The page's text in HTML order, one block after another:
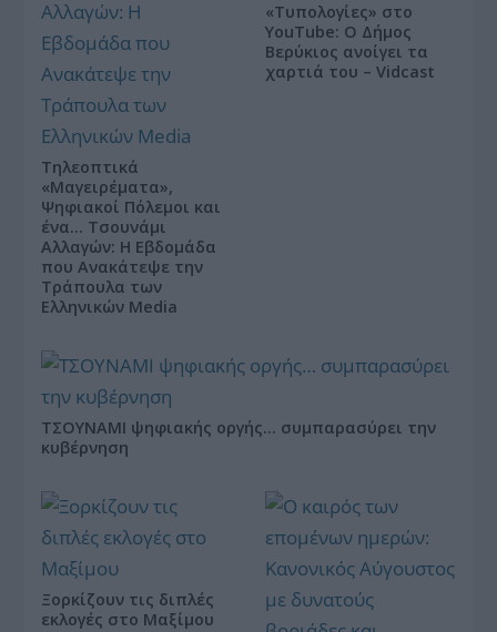
Τηλεοπτικά
«Μαγειρέματα»,
Ψηφιακοί Πόλεμοι και
ένα… Τσουνάμι
Αλλαγών: Η Εβδομάδα
που Ανακάτεψε την
Τράπουλα των
Ελληνικών Media
«Τυπολογίες» στο
YouTube: Ο Δήμος
Βερύκιος ανοίγει τα
χαρτιά του – Vidcast
ΤΣΟΥΝΑΜΙ ψηφιακής οργής… συμπαρασύρει την
κυβέρνηση
Ξορκίζουν τις διπλές
εκλογές στο Μαξίμου